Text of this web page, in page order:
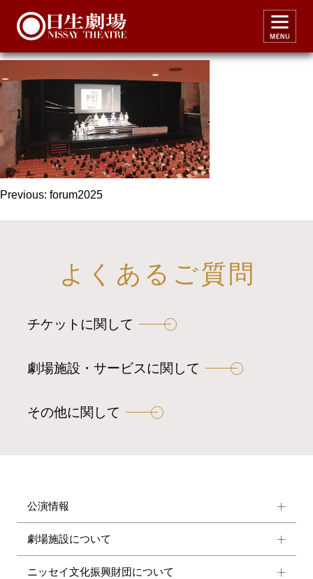
forum2025
投
Previous: forum2025
よくあるご質問
チケットに関して
劇場施設・サービスに関して
その他に関して
公演情報
劇場施設について
ニッセイ文化振興財団について